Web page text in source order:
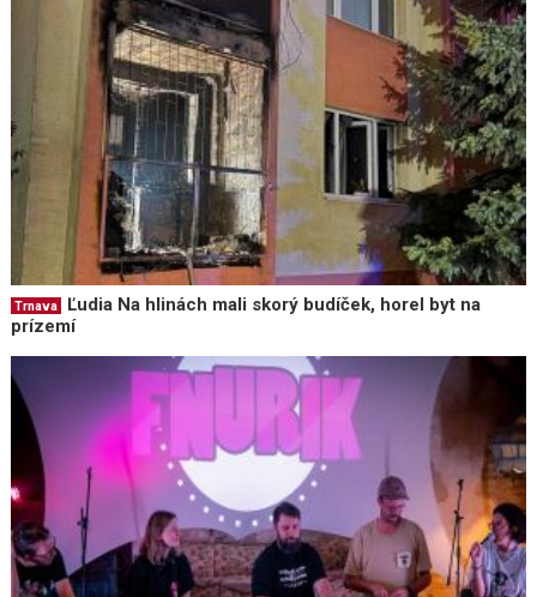
Trnava
Ľudia Na hlinách mali skorý budíček, horel byt na
prízemí